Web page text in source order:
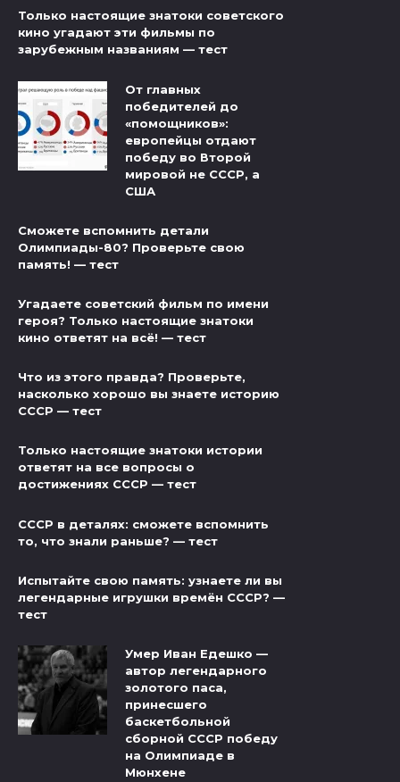
Только настоящие знатоки советского
кино угадают эти фильмы по
зарубежным названиям — тест
От главных
победителей до
«помощников»:
европейцы отдают
победу во Второй
мировой не СССР, а
США
Сможете вспомнить детали
Олимпиады-80? Проверьте свою
память! — тест
Угадаете советский фильм по имени
героя? Только настоящие знатоки
кино ответят на всё! — тест
Что из этого правда? Проверьте,
насколько хорошо вы знаете историю
СССР — тест
Только настоящие знатоки истории
ответят на все вопросы о
достижениях СССР — тест
СССР в деталях: сможете вспомнить
то, что знали раньше? — тест
Испытайте свою память: узнаете ли вы
легендарные игрушки времён СССР? —
тест
Умер Иван Едешко —
автор легендарного
золотого паса,
принесшего
баскетбольной
сборной СССР победу
на Олимпиаде в
Мюнхене